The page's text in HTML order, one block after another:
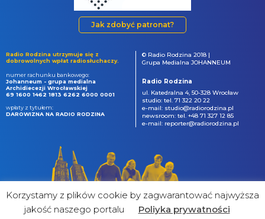
Jak zdobyć patronat?
Radio Rodzina utrzymuje się z
dobrowolnych wpłat radiosłuchaczy.
numer rachunku bankowego:
Johanneum - grupa medialna
Archidiecezji Wrocławskiej
69 1600 1462 1813 6262 6000 0001
wpłaty z tytułem:
DAROWIZNA NA RADIO RODZINA
© Radio Rodzina 2018 |
Grupa Medialna JOHANNEUM
Radio Rodzina
ul. Katedralna 4, 50-328 Wrocław
studio: tel. 71 322 20 22
e-mail: studio@radiorodzina.pl
newsroom: tel. +48 71 327 12 85
e-mail: reporter@radiorodzina.pl
Korzystamy z plików cookie by zagwarantować najwyższa
jakość naszego portalu
Poliyka prywatności